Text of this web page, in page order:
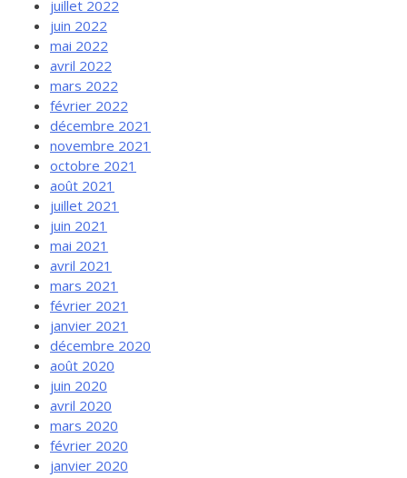
juillet 2022
juin 2022
mai 2022
avril 2022
mars 2022
février 2022
décembre 2021
novembre 2021
octobre 2021
août 2021
juillet 2021
juin 2021
mai 2021
avril 2021
mars 2021
février 2021
janvier 2021
décembre 2020
août 2020
juin 2020
avril 2020
mars 2020
février 2020
janvier 2020